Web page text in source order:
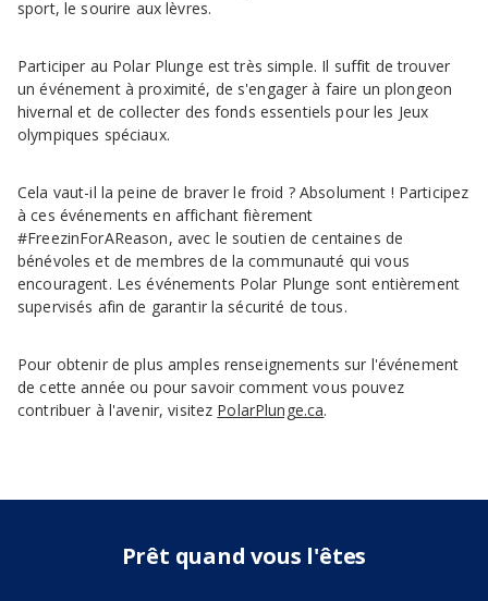
sport, le sourire aux lèvres.
Participer au Polar Plunge est très simple. Il suffit de trouver
un événement à proximité, de s'engager à faire un plongeon
hivernal et de collecter des fonds essentiels pour les Jeux
olympiques spéciaux.
Cela vaut-il la peine de braver le froid ? Absolument ! Participez
à ces événements en affichant fièrement
#FreezinForAReason, avec le soutien de centaines de
bénévoles et de membres de la communauté qui vous
encouragent. Les événements Polar Plunge sont entièrement
supervisés afin de garantir la sécurité de tous.
Pour obtenir de plus amples renseignements sur l'événement
de cette année ou pour savoir comment vous pouvez
contribuer à l'avenir, visitez PolarPlunge.ca.
Prêt quand vous l'êtes